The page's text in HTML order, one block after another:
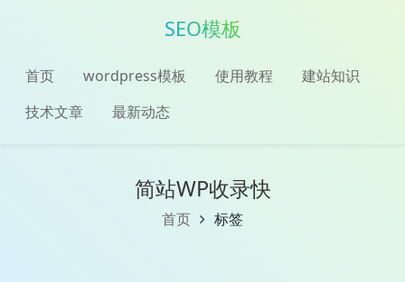
SEO模板
首页 wordpress模板 使用教程
建站知识
技术文章
最新动态
简站WP收录快
首页 标签